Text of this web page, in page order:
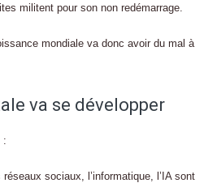
militent pour son non redémarrage.
mondiale va donc avoir du mal à
va se développer
:
sociaux, l’informatique, l’IA sont